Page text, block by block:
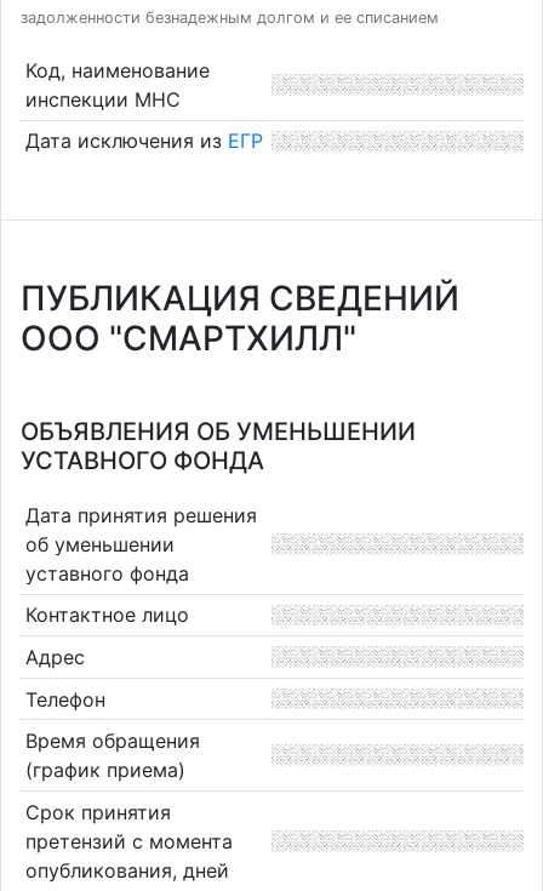
задолженности безнадежным долгом и ее списанием
Код, наименование
инспекции МНС
Дата исключения из ЕГР
ПУБЛИКАЦИЯ СВЕДЕНИЙ
ООО "СМАРТХИЛЛ"
ОБЪЯВЛЕНИЯ ОБ УМЕНЬШЕНИИ
УСТАВНОГО ФОНДА
Дата принятия решения
об уменьшении
уставного фонда
Контактное лицо
Адрес
Телефон
Время обращения
(график приема)
Срок принятия
претензий с момента
опубликования, дней